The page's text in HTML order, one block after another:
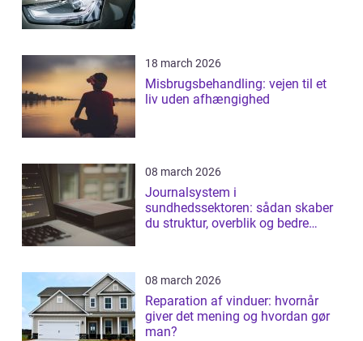
18 march 2026
Misbrugsbehandling: vejen til et
liv uden afhængighed
08 march 2026
Journalsystem i
sundhedssektoren: sådan skaber
du struktur, overblik og bedre
08 march 2026
Reparation af vinduer: hvornår
giver det mening og hvordan gør
man?